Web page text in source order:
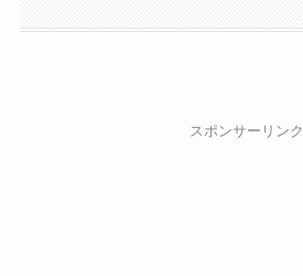
スポンサーリンク